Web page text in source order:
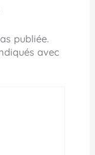
publiée.
avec